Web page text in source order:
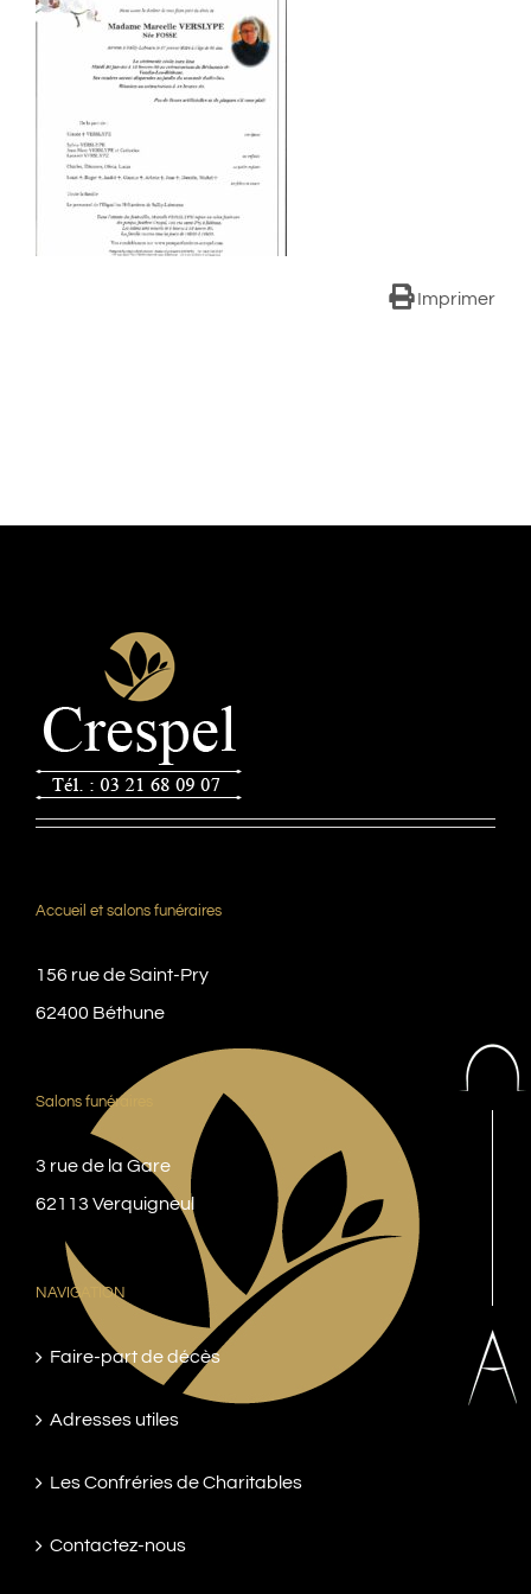
Imprimer
Accueil et salons funéraires
156 rue de Saint-Pry
62400 Béthune
Salons funéraires
3 rue de la Gare
62113 Verquigneul
NAVIGATION
Faire-part de décès
Adresses utiles
Les Confréries de Charitables
Contactez-nous